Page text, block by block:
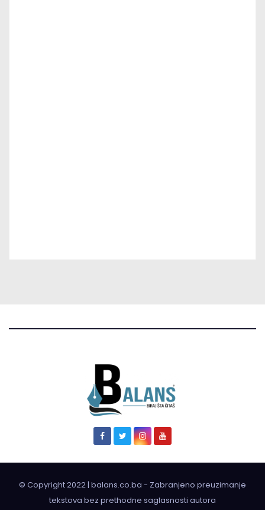
© Copyright 2022 | balans.co.ba - Zabranjeno preuzimanje
tekstova bez prethodne saglasnosti autora